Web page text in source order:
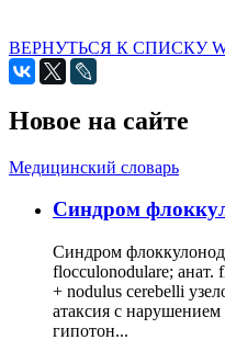
ВЕРНУТЬСЯ К СПИСКУ
Новое на сайте
Медицинский словарь
Cиндром
Синдром
flocculonodulare; анат.
+ nodulus cerebelli
атаксия с
гипотон...